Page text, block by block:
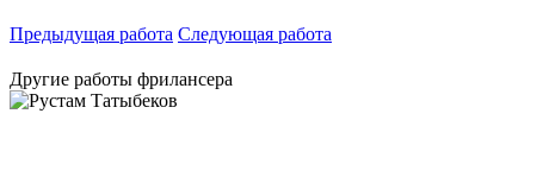
Предыдущая работа Следующая работа
Другие работы фрилансера